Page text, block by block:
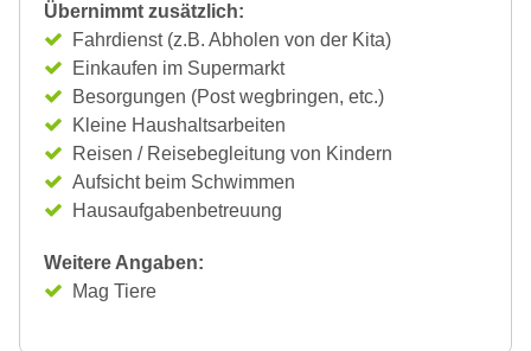
Übernimmt zusätzlich:
Fahrdienst (z.B. Abholen von der Kita)
Einkaufen im Supermarkt
Besorgungen (Post wegbringen, etc.)
Kleine Haushaltsarbeiten
Reisen / Reisebegleitung von Kindern
Aufsicht beim Schwimmen
Hausaufgabenbetreuung
Weitere Angaben:
Mag Tiere